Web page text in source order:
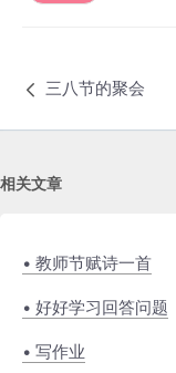
三八节的聚会
相关文章
• 教师节赋诗一首
• 好好学习回答问题
• 写作业